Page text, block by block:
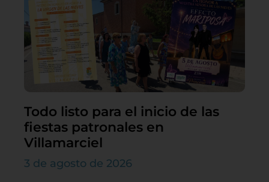
Todo listo para el inicio de las
fiestas patronales en
Villamarciel
3 de agosto de 2026